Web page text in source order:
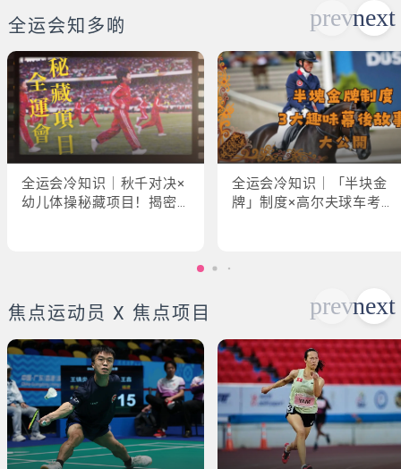
全运会知多啲
全运会冷知识｜秋千对决×
幼儿体操秘藏项目！揭密
全运会冷知识｜「半块金
牌」制度×高尔夫球车考牌
焦点运动员 X 焦点项目